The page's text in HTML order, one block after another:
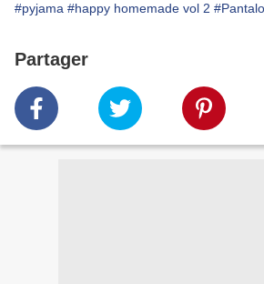
#pyjama #happy homemade vol 2
Partager